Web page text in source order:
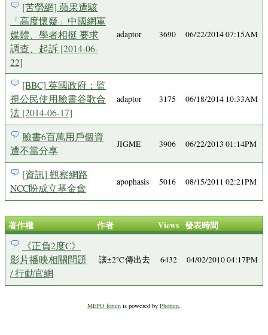
[苦勞網] 蘋果遭駭
「高度懷疑」中國網軍
媒體、學者相挺 要求
調查、起訴 [2014-06-
22]
adaptor 3690 06/22/2014 07:15AM
[BBC] 英國政府：監
視公民使用臉書谷歌合
法 [2014-06-17]
adaptor 3175 06/18/2014 10:33AM
臉書6百萬用戶個資
遭不當分享
JIGME 3906 06/22/2013 01:14PM
[資訊] 觀察網路
NCC盼成立基金會
apophasis 5016 08/15/2011 02:21PM
著作權 作者 Views 發表時間
《正負2度C》
影片播映相關問題
/ 行動官網
讓±2℃傳出去 6432 04/02/2010 04:17PM
MEPO forum is powered by Phorum.